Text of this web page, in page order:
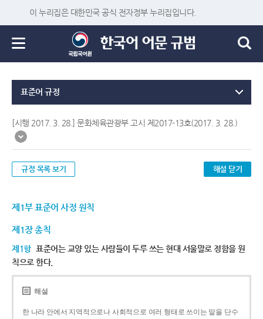
이 누리집은 대한민국 공식 전자정부 누리집입니다.
표준어 규정
[시행 2017. 3. 28.] 문화체육관광부 고시 제2017-13호(2017. 3. 28.)
규정 목록 보기 해설 닫기
제1부 표준어 사정 원칙
제1장 총칙
제1항 표준어는 교양 있는 사람들이 두루 쓰는 현대 서울말로 정함을 원
칙으로 한다.
해설
한 나라 안에서 지역적으로나 사회적으로 여러 형태로 쓰이는 말을 단수